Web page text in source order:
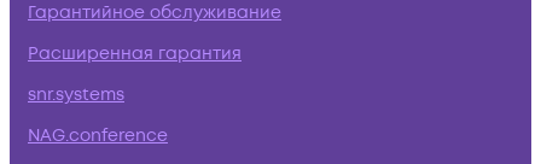
Гарантийное обслуживание
Расширенная гарантия
snr.systems
NAG.conference